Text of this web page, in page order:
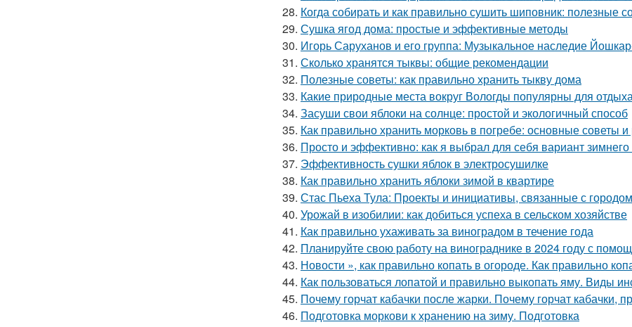
28. Когда собирать и как правильно сушить шиповник: полезные
29. Сушка ягод дома: простые и эффективные методы
30. Игорь Саруханов и его группа: Музыкальное наследие
31. Сколько хранятся тыквы: общие рекомендации
32. Полезные советы: как правильно хранить тыкву дома
33. Какие природные места вокруг Вологды популярны для
34. Засуши свои яблоки на солнце: простой и экологичный способ
35. Как правильно хранить морковь в погребе: основные советы
36. Просто и эффективно: как я выбрал для себя вариант
37. Эффективность сушки яблок в электросушилке
38. Как правильно хранить яблоки зимой в квартире
39. Стас Пьеха Тула: Проекты и инициативы, связанные с городом
40. Урожай в изобилии: как добиться успеха в сельском хозяйстве
41. Как правильно ухаживать за виноградом в течение года
42. Планируйте свою работу на винограднике в 2024 году с
43. Новости », как правильно копать в огороде. Как правильно
44. Как пользоваться лопатой и правильно выкопать яму. Виды
45. Почему горчат кабачки после жарки. Почему горчат кабачки,
46. Подготовка моркови к хранению на зиму. Подготовка